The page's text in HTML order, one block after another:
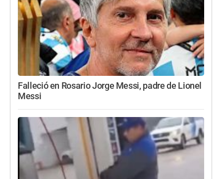
Falleció en Rosario Jorge Messi, padre de Lionel
Messi